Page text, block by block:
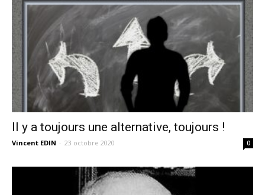
Il y a toujours une alternative, toujours !
Vincent EDIN - 23 octobre 2020 0